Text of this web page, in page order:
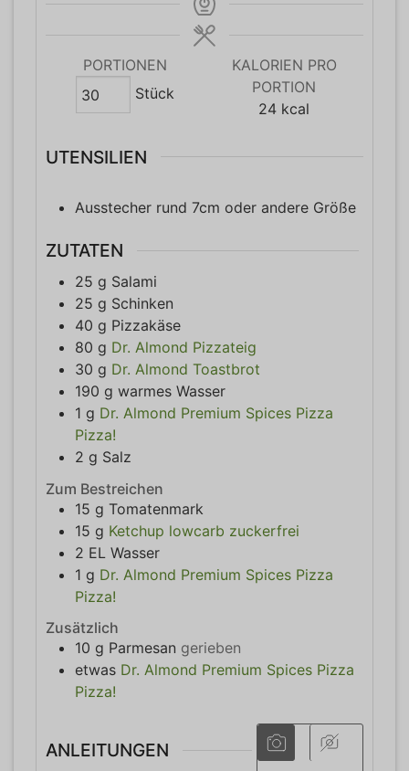
PORTIONEN
Stück
KALORIEN PRO
PORTION
24 kcal
UTENSILIEN
Ausstecher rund 7cm oder andere Größe
ZUTATEN
25 g Salami
25 g Schinken
40 g Pizzakäse
80 g Dr. Almond Pizzateig
30 g Dr. Almond Toastbrot
190 g warmes Wasser
1 g Dr. Almond Premium Spices Pizza
Pizza!
2 g Salz
Zum Bestreichen
15 g Tomatenmark
15 g Ketchup lowcarb zuckerfrei
2 EL Wasser
1 g Dr. Almond Premium Spices Pizza
Pizza!
Zusätzlich
10 g Parmesan gerieben
etwas Dr. Almond Premium Spices Pizza
Pizza!
ANLEITUNGEN